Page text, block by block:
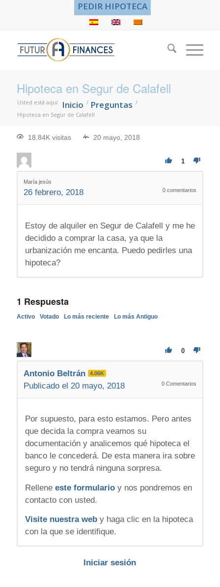
PEDIR HIPOTECA
Hipoteca en Segur de Calafell
Usted está aquí: Inicio / Preguntas /
Hipoteca en Segur de Calafell
18.84K visitas 20 mayo, 2018
1
María jesús
26 febrero, 2018 0 comentarios
Estoy de alquiler en Segur de Calafell y me he
decidido a comprar la casa, ya que la
urbanización me encanta. Puedo pedirles una
hipoteca?
1 Respuesta
Activo Votado Lo más reciente Lo más Antiguo
0
Antonio Beltrán 4.06K
Publicado el 20 mayo, 2018 0 Comentarios
Por supuesto, para esto estamos. Pero antes
que decida la compra veamos su
documentación y analicemos qué hipoteca el
banco le concederá. De esta manera ira sobre
seguro y no tendrá ninguna sorpresa.
Rellene este formularioy nos pondremos en
contacto con usted.
Visite nuestra weby haga clic en la hipoteca
con la que se identifique.
Iniciar sesión